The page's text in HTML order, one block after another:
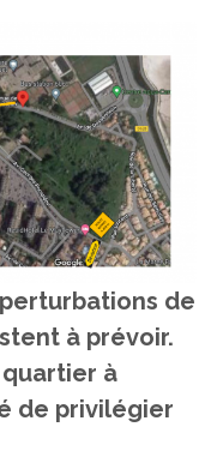
de
à prévoir.
à
de privilégier